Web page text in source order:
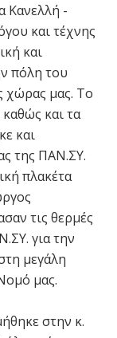
Κανελλή -
και τέχνης
και
πόλη του
χώρας μας. Το
και τα
και
της ΠΑΝ.ΣΥ.
πλακέτα
τις θερμές
για την
μεγάλη
μας.
στην κ.